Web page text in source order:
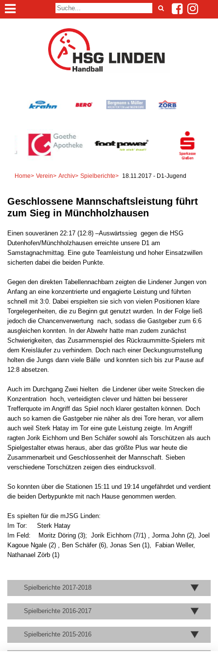
Home> Verein> Archiv> Spielberichte> 18.11.2017 - D1-Jugend
Geschlossene Mannschaftsleistung führt
zum Sieg in Münchholzhausen
Einen souveränen 22:17 (12:8) –Auswärtssieg gegen die HSG
Dutenhofen/Münchholzhausen erreichte unsere D1 am
Samstagnachmittag. Eine gute Teamleistung und hoher Einsatzwillen
sicherten dabei die beiden Punkte.
Gegen den direkten Tabellennachbarn zeigten die Lindener Jungen von
Anfang an eine konzentrierte und engagierte Leistung und führten
schnell mit 3:0. Dabei erspielten sie sich von vielen Positionen klare
Torgelegenheiten, die zu Beginn gut genutzt wurden. In der Folge ließ
jedoch die Chancenverwertung nach, sodass die Gastgeber zum 6:6
ausgleichen konnten. In der Abwehr hatte man zudem zunächst
Schwierigkeiten, das Zusammenspiel des Rückraummitte-Spielers mit
dem Kreisläufer zu verhindern. Doch nach einer Deckungsumstellung
holten die Jungs dann viele Bälle und konnten sich bis zur Pause auf
12:8 absetzen.
Auch im Durchgang Zwei hielten die Lindener über weite Strecken die
Konzentration hoch, verteidigten clever und hätten bei besserer
Trefferquote im Angriff das Spiel noch klarer gestalten können. Doch
auch so kamen die Gastgeber nie näher als drei Tore heran, vor allem
auch weil Sterk Hatay im Tor eine gute Leistung zeigte. Im Angriff
ragten Jorik Eichhorn und Ben Schäfer sowohl als Torschützen als auch
Spielgestalter etwas heraus, aber das größte Plus war heute die
Zusammenarbeit und Geschlossenheit der Mannschaft. Sieben
verschiedene Torschützen zeigen dies eindrucksvoll.
So konnten über die Stationen 15:11 und 19:14 ungefährdet und verdient
die beiden Derbypunkte mit nach Hause genommen werden.
Es spielten für die mJSG Linden:
Im Tor: Sterk Hatay
Im Feld: Moritz Döring (3); Jorik Eichhorn (7/1) , Jorma John (2), Joel
Kagoue Ngale (2) , Ben Schäfer (6), Jonas Sen (1), Fabian Weller,
Nathanael Zörb (1)
Spielberichte 2017-2018
Spielberichte 2016-2017
Spielberichte 2015-2016